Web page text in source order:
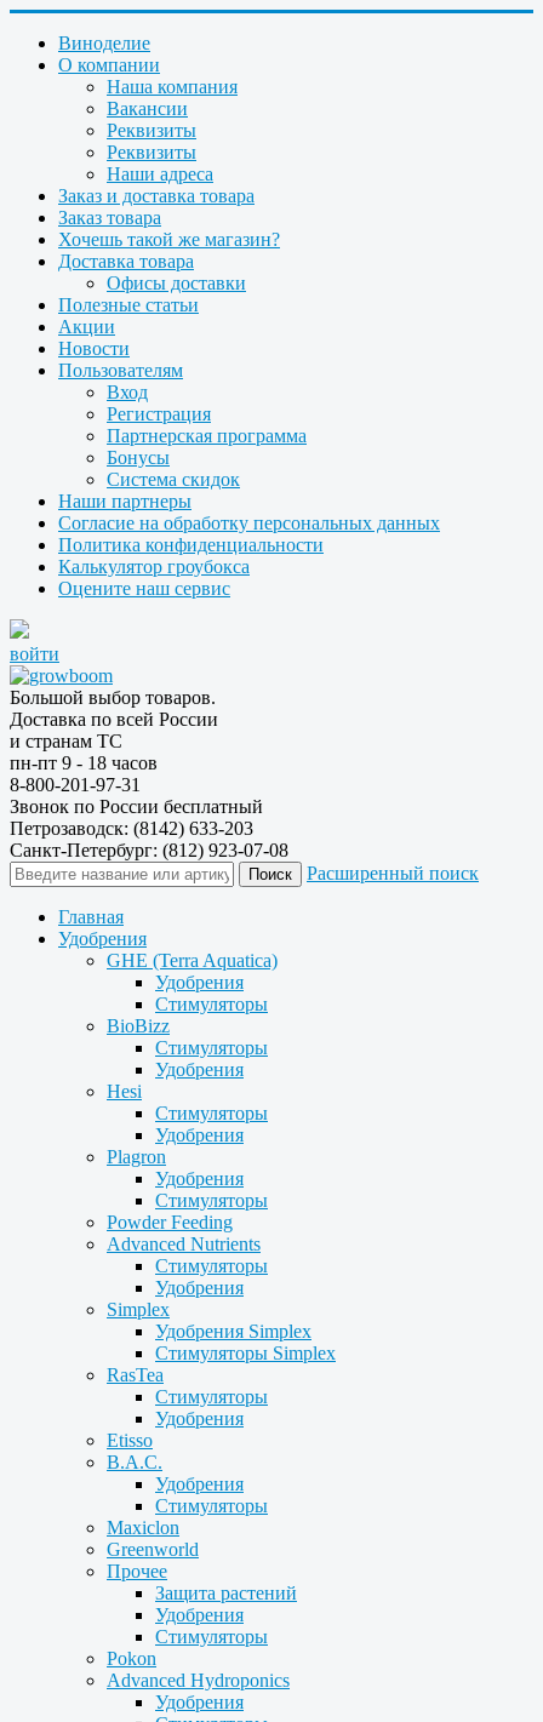
Виноделие
О компании
Наша компания
Вакансии
Реквизиты
Реквизиты
Наши адреса
Заказ и доставка товара
Заказ товара
Хочешь такой же магазин?
Доставка товара
Офисы доставки
Полезные статьи
Акции
Новости
Пользователям
Вход
Регистрация
Партнерская программа
Бонусы
Система скидок
Наши партнеры
Согласие на обработку персональных данных
Политика конфиденциальности
Калькулятор гроубокса
Оцените наш сервис
войти
Большой выбор товаров.
Доставка по всей России
и странам ТС
пн-пт 9 - 18 часов
8-800-201-97-31
Звонок по России бесплатный
Петрозаводск: (8142) 633-203
Санкт-Петербург: (812) 923-07-08
Расширенный поиск
Главная
Удобрения
GHE (Terra Aquatica)
Удобрения
Стимуляторы
BioBizz
Стимуляторы
Удобрения
Hesi
Стимуляторы
Удобрения
Plagron
Удобрения
Стимуляторы
Powder Feeding
Advanced Nutrients
Стимуляторы
Удобрения
Simplex
Удобрения Simplex
Стимуляторы Simplex
RasTea
Стимуляторы
Удобрения
Etisso
B.A.C.
Удобрения
Стимуляторы
Maxiclon
Greenworld
Прочее
Защита растений
Удобрения
Стимуляторы
Pokon
Advanced Hydroponics
Удобрения